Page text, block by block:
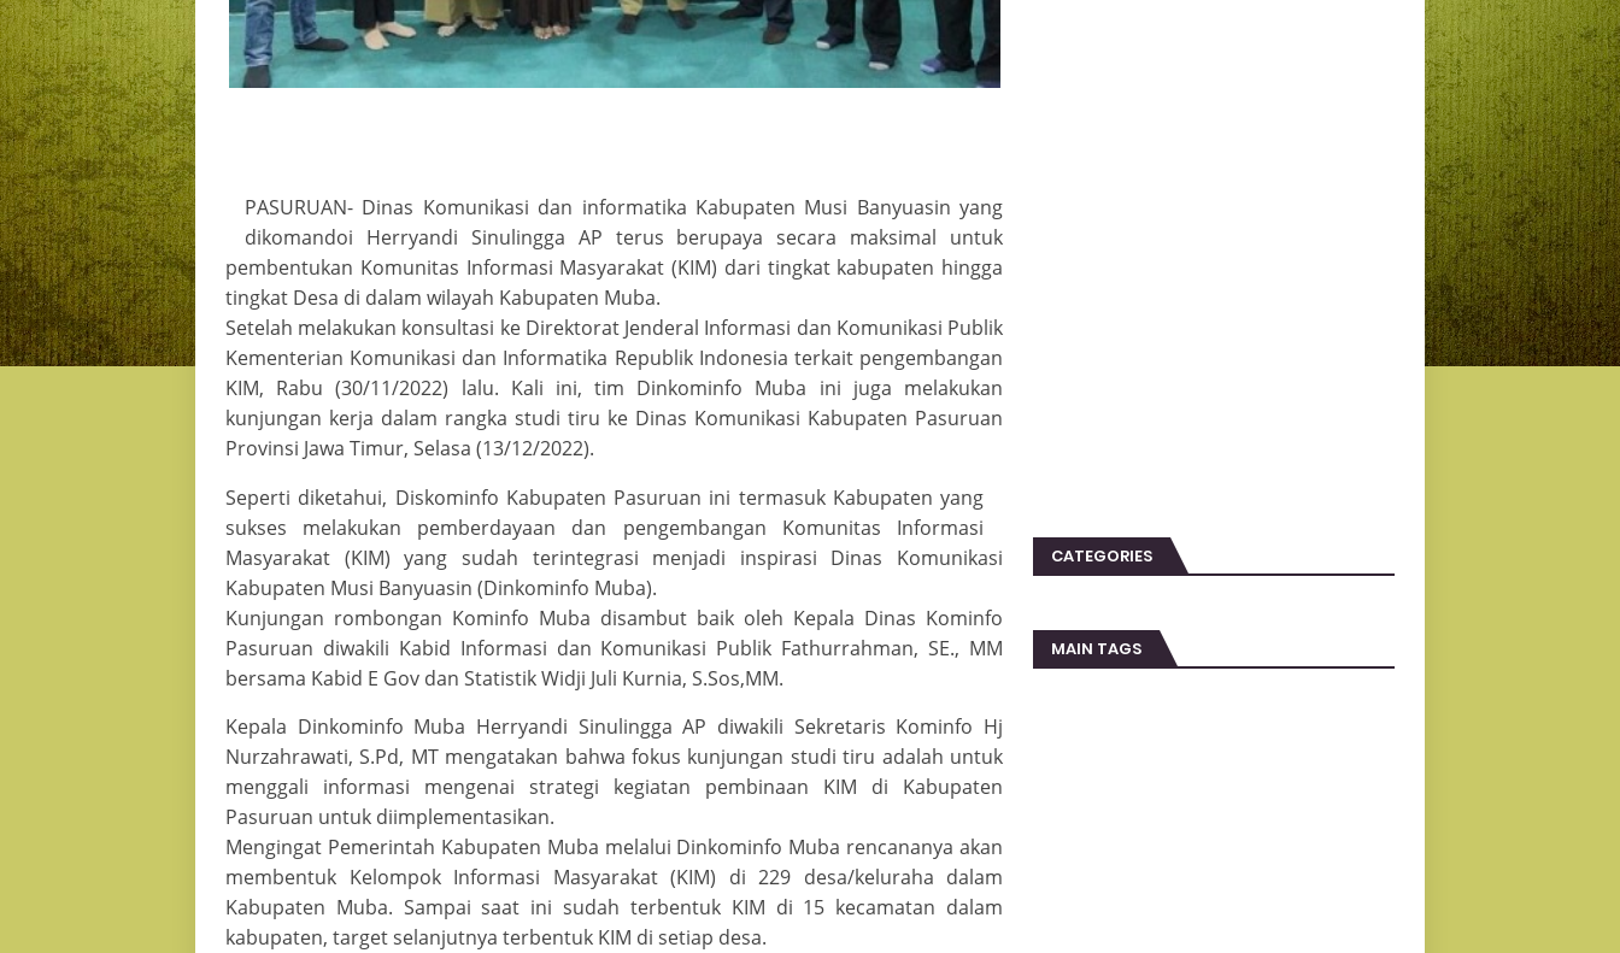
PASURUAN- Dinas Komunikasi dan informatika Kabupaten Musi Banyuasin yang
dikomandoi Herryandi Sinulingga AP terus berupaya secara maksimal untuk
pembentukan Komunitas Informasi Masyarakat (KIM) dari tingkat kabupaten hingga
tingkat Desa di dalam wilayah Kabupaten Muba.
Setelah melakukan konsultasi ke Direktorat Jenderal Informasi dan Komunikasi Publik
Kementerian Komunikasi dan Informatika Republik Indonesia terkait pengembangan
KIM, Rabu (30/11/2022) lalu. Kali ini, tim Dinkominfo Muba ini juga melakukan
kunjungan kerja dalam rangka studi tiru ke Dinas Komunikasi Kabupaten Pasuruan
Provinsi Jawa Timur, Selasa (13/12/2022).
Seperti diketahui, Diskominfo Kabupaten Pasuruan ini termasuk Kabupaten yang
sukses melakukan pemberdayaan dan pengembangan Komunitas Informasi
Masyarakat (KIM) yang sudah terintegrasi menjadi inspirasi Dinas Komunikasi
Kabupaten Musi Banyuasin (Dinkominfo Muba).
Kunjungan rombongan Kominfo Muba disambut baik oleh Kepala Dinas Kominfo
Pasuruan diwakili Kabid Informasi dan Komunikasi Publik Fathurrahman, SE., MM
bersama Kabid E Gov dan Statistik Widji Juli Kurnia, S.Sos,MM.
Kepala Dinkominfo Muba Herryandi Sinulingga AP diwakili Sekretaris Kominfo Hj
Nurzahrawati, S.Pd, MT mengatakan bahwa fokus kunjungan studi tiru adalah untuk
menggali informasi mengenai strategi kegiatan pembinaan KIM di Kabupaten
Pasuruan untuk diimplementasikan.
Mengingat Pemerintah Kabupaten Muba melalui Dinkominfo Muba rencananya akan
membentuk Kelompok Informasi Masyarakat (KIM) di 229 desa/keluraha dalam
Kabupaten Muba. Sampai saat ini sudah terbentuk KIM di 15 kecamatan dalam
kabupaten, target selanjutnya terbentuk KIM di setiap desa.
CATEGORIES
MAIN TAGS